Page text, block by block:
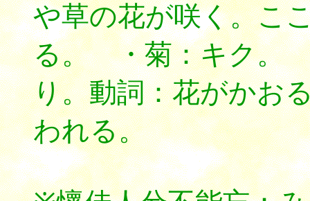
や草の花が咲く。こ
る。 ・菊：キク。
り。動詞：花がかお
われる。